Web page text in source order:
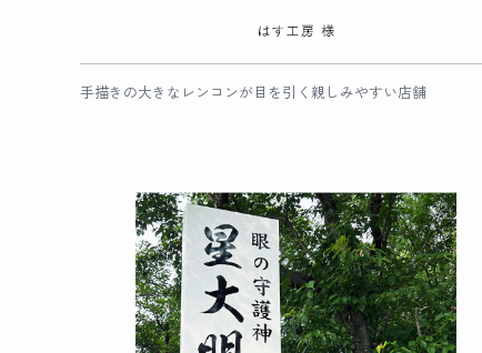
手描きの大きなレンコンが目を引く親しみやすい店舗